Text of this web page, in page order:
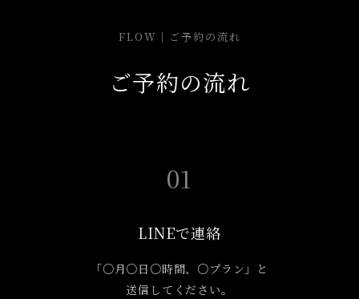
FLOW｜ご予約の流れ
ご予約の流れ
01
LINEで連絡
「○月○日○時間、○プラン」と
送信してください。